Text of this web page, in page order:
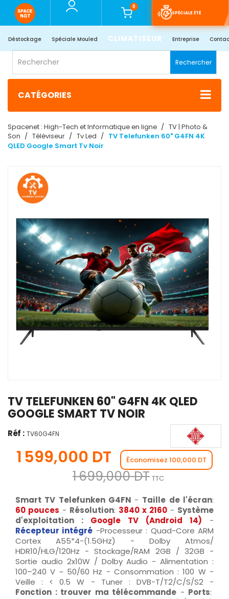
0
SPÉCIALE ÉTÉ
Déstockage Spéciale Mouled CLIMATISEUR Entreprise
Rechercher
CATÉGORIES
Spacenet : High-Tech et Informatique en ligne
TV | Photo &
Son
Téléviseur Tv Led
TV Telefunken 60" G4FN 4K
QLED Google Smart Tv Noir
TV TELEFUNKEN 60" G4FN 4K QLED
GOOGLE SMART TV NOIR
Réf : TV60G4FN
1 599,000 DT Économisez 100,000 DT
1 699,000 DT TTC
Smart TV Telefunken G4FN - Taille de l'écran:
60 pouces - Résolution: 3840 x 2160 - Système
d'exploitation : Google TV (Android 14) -
Récepteur intégré -Processeur : Quad-Core ARM
Cortex A55*4-(1.5GHz) - Dolby Atmos/
HDR10/HLG/120Hz - Stockage/RAM 2GB / 32GB -
Sortie audio 2x10W / Dolby Audio - Alimentation :
100–240 V ~ 50/60 Hz - Consommation : 100 W -
Veille : < 0.5 W - Tuner : DVB-T/T2/C/S/S2 -
Fonction : trouver ma télécommande - Ports: